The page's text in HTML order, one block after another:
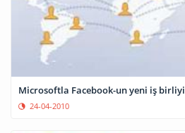
Microsoftla Facebook-un yeni iş birliyi
24-04-2010